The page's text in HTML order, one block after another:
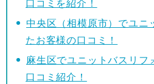
口コミを紹介！
中央区（相模原市）でユニ
たお客様の口コミ！
麻生区でユニットバスリフ
口コミ紹介！